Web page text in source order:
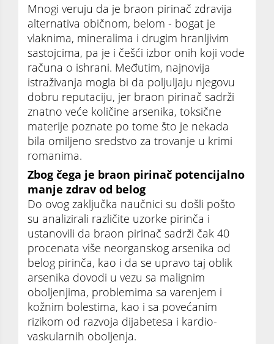
Mnogi veruju da je braon pirinač zdravija
alternativa običnom, belom - bogat je
vlaknima, mineralima i drugim hranljivim
sastojcima, pa je i češći izbor onih koji vode
računa o ishrani. Međutim, najnovija
istraživanja mogla bi da poljuljaju njegovu
dobru reputaciju, jer braon pirinač sadrži
znatno veće količine arsenika, toksične
materije poznate po tome što je nekada
bila omiljeno sredstvo za trovanje u krimi
romanima.
Zbog čega je braon pirinač potencijalno
manje zdrav od belog
Do ovog zaključka naučnici su došli pošto
su analizirali različite uzorke pirinča i
ustanovili da braon pirinač sadrži čak 40
procenata više neorganskog arsenika od
belog pirinča, kao i da se upravo taj oblik
arsenika dovodi u vezu sa malignim
oboljenjima, problemima sa varenjem i
kožnim bolestima, kao i sa povećanim
rizikom od razvoja dijabetesa i kardio-
vaskularnih oboljenja.